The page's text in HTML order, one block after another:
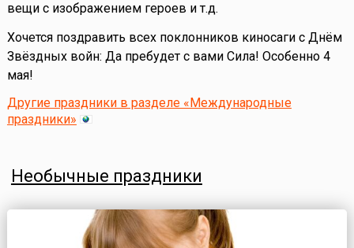
вещи с изображением героев и т.д.
Хочется поздравить всех поклонников киносаги с Днём
Звёздных войн: Да пребудет с вами Сила! Особенно 4
мая!
Другие праздники в разделе «Международные
праздники»
Необычные праздники